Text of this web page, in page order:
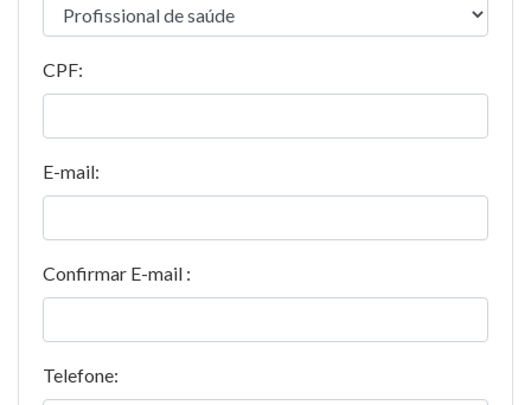
CPF:
E-mail:
Confirmar E-mail :
Telefone: